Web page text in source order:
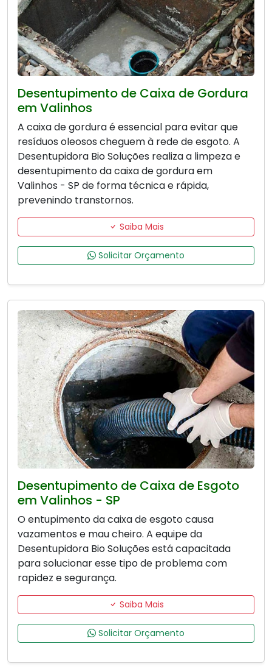
Desentupimento de Caixa de Gordura
em Valinhos
A caixa de gordura é essencial para evitar que
resíduos oleosos cheguem à rede de esgoto. A
Desentupidora Bio Soluções realiza a limpeza e
desentupimento da caixa de gordura em
Valinhos - SP de forma técnica e rápida,
prevenindo transtornos.
Saiba Mais
Solicitar Orçamento
Desentupimento de Caixa de Esgoto
em Valinhos - SP
O entupimento da caixa de esgoto causa
vazamentos e mau cheiro. A equipe da
Desentupidora Bio Soluções está capacitada
para solucionar esse tipo de problema com
rapidez e segurança.
Saiba Mais
Solicitar Orçamento